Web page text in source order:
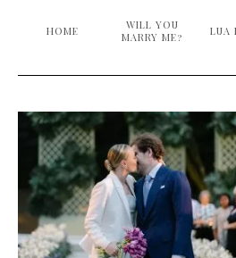
HOME
WILL YOU
MARRY ME?
LUA